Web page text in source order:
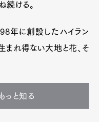
続ける。
年に創設したハイラン
まれ得ない大地と花、そ
っと知る